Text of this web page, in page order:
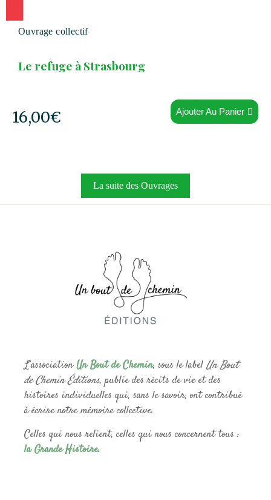
Ouvrage collectif
Le refuge à Strasbourg
16,00€ Ajouter Au Panier
La suite des Ouvrages
L’association Un Bout de Chemin, sous le label Un Bout
de Chemin Éditions, publie des récits de vie et des
histoires individuelles qui, sans le savoir, ont contribué
à écrire notre mémoire collective.
Celles qui nous relient, celles qui nous concernent tous :
la Grande Histoire.